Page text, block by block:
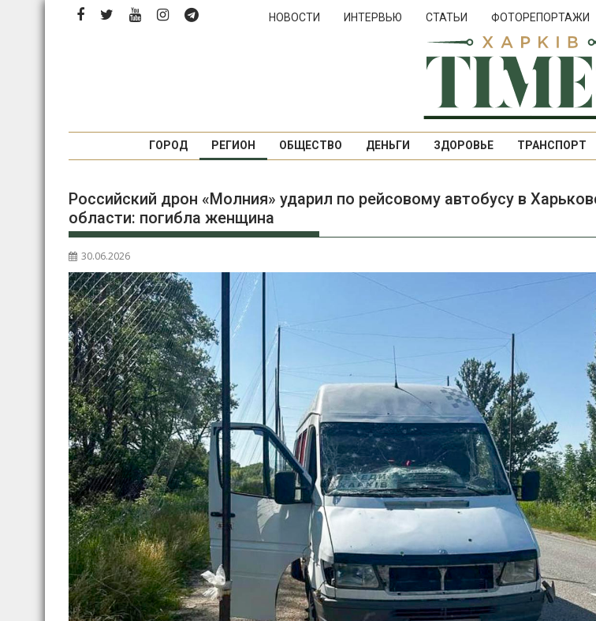
НОВОСТИ ИНТЕРВЬЮ СТАТЬИ ФОТОРЕПОРТАЖИ
ГОРОД РЕГИОН ОБЩЕСТВО ДЕНЬГИ ЗДОРОВЬЕ ТРАНСПОРТ
Российский дрон «Молния» ударил по рейсовому автобусу в
области: погибла женщина
30.06.2026